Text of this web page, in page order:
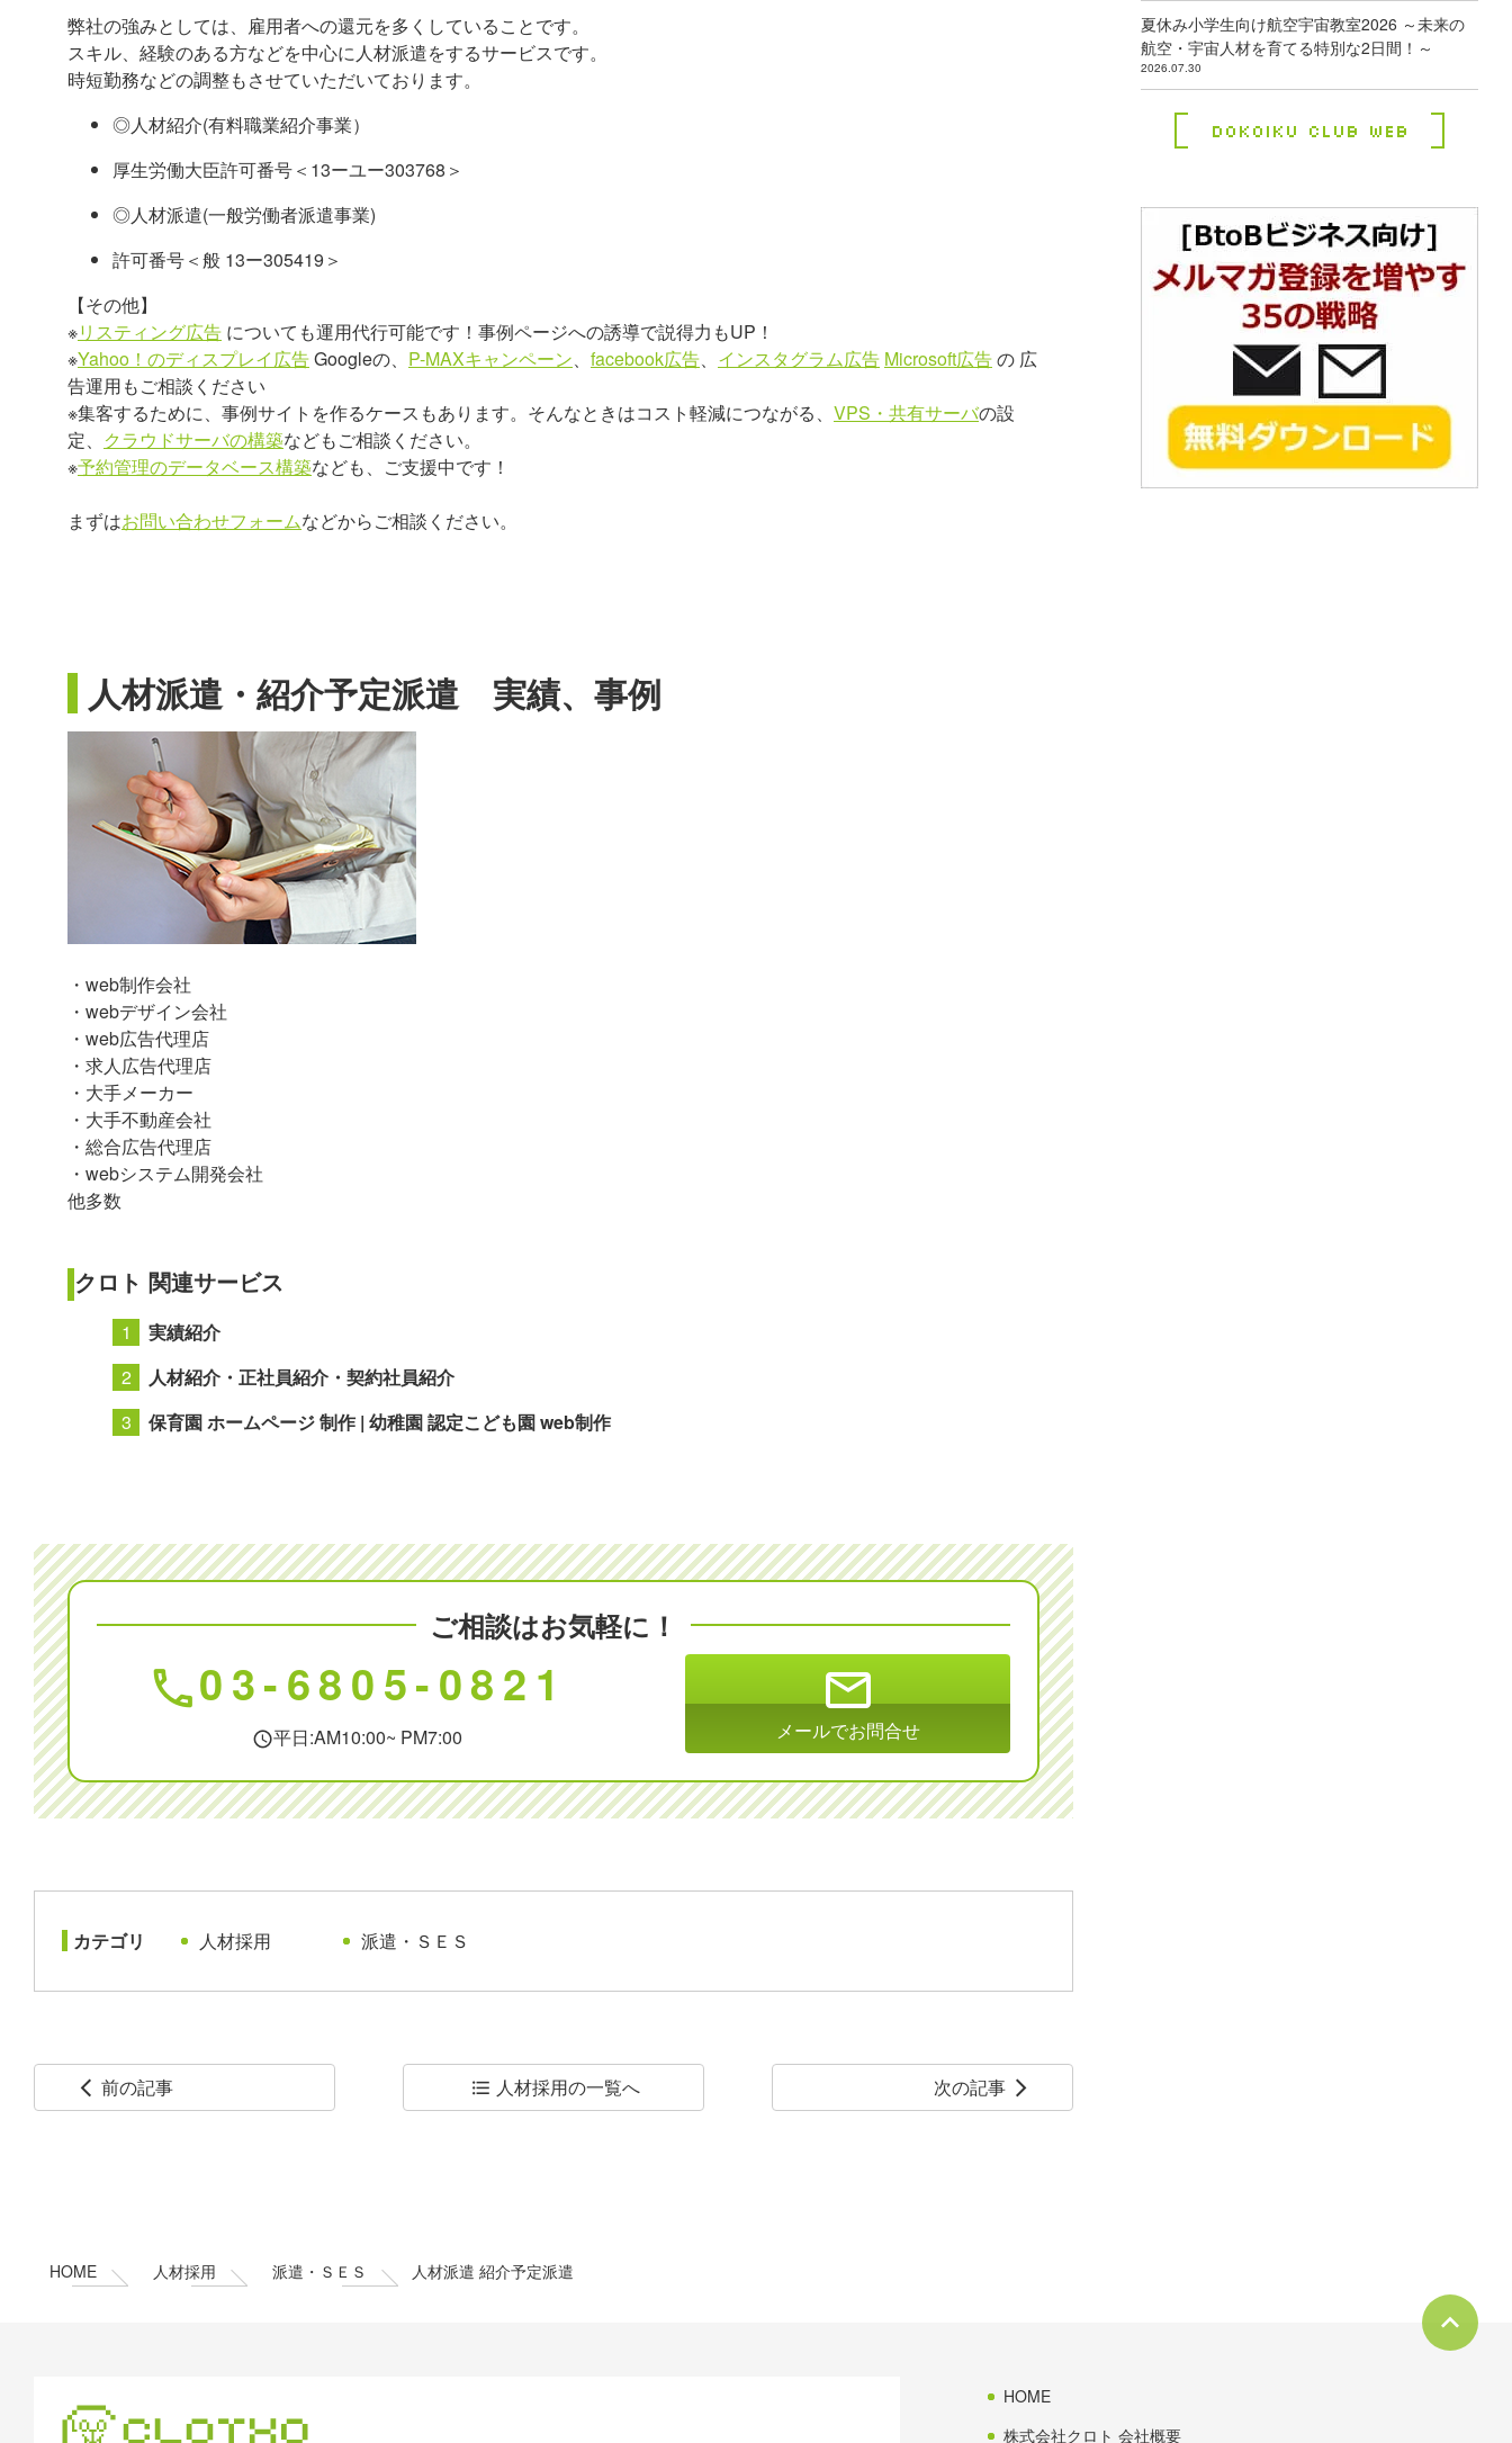
弊社の強みとしては、雇用者への還元を多くしていることです。
スキル、経験のある方などを中心に人材派遣をするサービスです。
時短勤務などの調整もさせていただいております。
◎人材紹介(有料職業紹介事業）
厚生労働大臣許可番号＜13ーユー303768＞
◎人材派遣(一般労働者派遣事業)
許可番号＜般 13ー305419＞
【その他】
※リスティング広告 についても運用代行可能です！事例ページへの誘導で説得力もUP！
※Yahoo！のディスプレイ広告Googleの、 P-MAXキャンペーン、 facebook広告、 インスタグラム広告 Microsoft広告の 広
告運用もご相談ください
※集客するために、事例サイトを作るケースもあります。そんなときはコスト軽減につながる、 VPS・共有サーバの設
定、 クラウドサーバの構築などもご相談ください。
※予約管理のデータベース構築なども、ご支援中です！
まずはお問い合わせフォームなどからご相談ください。
人材派遣・紹介予定派遣 実績、事例
・web制作会社
・webデザイン会社
・web広告代理店
・求人広告代理店
・大手メーカー
・大手不動産会社
・総合広告代理店
・webシステム開発会社
他多数
クロト 関連サービス
実績紹介
人材紹介・正社員紹介・契約社員紹介
保育園 ホームページ 制作 | 幼稚園 認定こども園 web制作
ご相談はお気軽に！
phone03-6805-0821
schedule平日:AM10:00~ PM7:00
mail
メールでお問合せ
カテゴリ 人材採用 派遣・ＳＥＳ
arrow_back_ios 前の記事 format_list_bulleted 人材採用の一覧へ 次の記事 arrow_forward_ios
夏休み小学生向け航空宇宙教室2026 ～未来の
航空・宇宙人材を育てる特別な2日間！～
2026.07.30
Dokoiku Club Web
HOME 人材採用 派遣・ＳＥＳ 人材派遣 紹介予定派遣
HOME
株式会社クロト 会社概要